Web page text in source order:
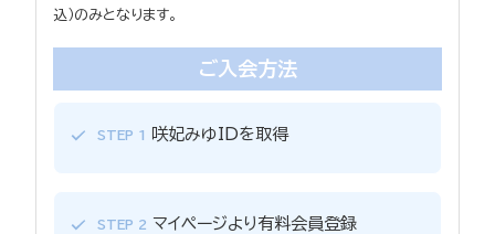
込）のみとなります。
ご入会方法
STEP 1 咲妃みゆIDを取得
STEP 2 マイページより有料会員登録